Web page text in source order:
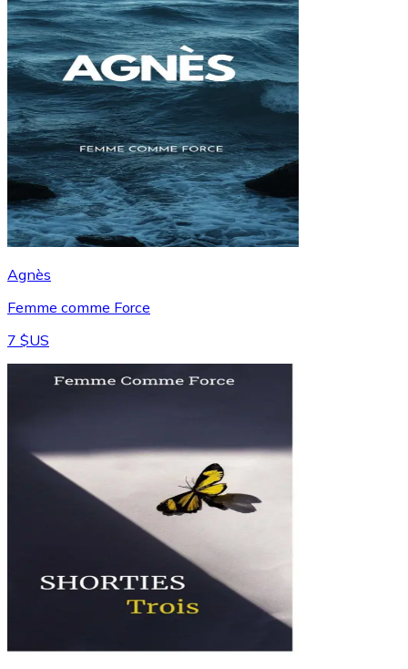
Agnès
Femme comme Force
7 $US